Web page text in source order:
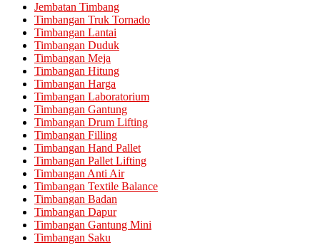
Jembatan Timbang
Timbangan Truk Tornado
Timbangan Lantai
Timbangan Duduk
Timbangan Meja
Timbangan Hitung
Timbangan Harga
Timbangan Laboratorium
Timbangan Gantung
Timbangan Drum Lifting
Timbangan Filling
Timbangan Hand Pallet
Timbangan Pallet Lifting
Timbangan Anti Air
Timbangan Textile Balance
Timbangan Badan
Timbangan Dapur
Timbangan Gantung Mini
Timbangan Saku